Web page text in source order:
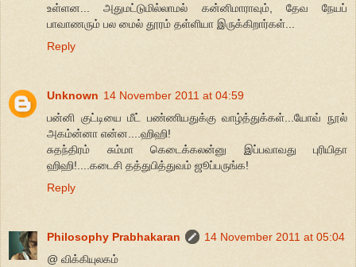
உள்ளன... அதுமட்டுமில்லாமல் கன்னிமாராவும், தேவ நேயப்
பாவாணரும் பல மைல் தூரம் தள்ளியா இருக்கிறார்கள்...
Reply
Unknown 14 November 2011 at 04:59
பன்னி குட்டியை மீட் பண்ணியதுக்கு வாழ்த்துக்கள்...யோவ் நூல்
அகம்ன்னா என்ன....ஹிஹி!
சுதந்திரம் சும்மா கெடைக்கலன்னு இப்பவாவது புரியிதா
ஹிஹி!....கடைசி தத்துபித்துவம் ஜூப்பருங்க!
Reply
Philosophy Prabhakaran
14 November 2011 at 05:04
@ விக்கியுலகம்